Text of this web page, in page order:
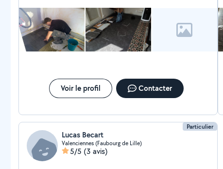
Voir le profil Contacter
Particulier
Lucas Becart
Valenciennes (Faubourg de Lille)
5/5 (3 avis)